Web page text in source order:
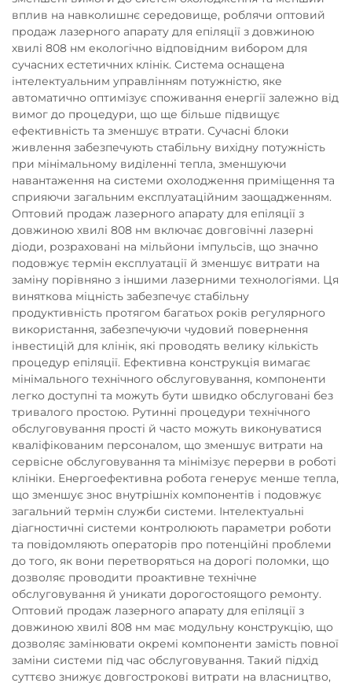
вплив на навколишнє середовище, роблячи оптовий
продаж лазерного апарату для епіляції з довжиною
хвилі 808 нм екологічно відповідним вибором для
сучасних естетичних клінік. Система оснащена
інтелектуальним управлінням потужністю, яке
автоматично оптимізує споживання енергії залежно від
вимог до процедури, що ще більше підвищує
ефективність та зменшує втрати. Сучасні блоки
живлення забезпечують стабільну вихідну потужність
при мінімальному виділенні тепла, зменшуючи
навантаження на системи охолодження приміщення та
сприяючи загальним експлуатаційним заощадженням.
Оптовий продаж лазерного апарату для епіляції з
довжиною хвилі 808 нм включає довговічні лазерні
діоди, розраховані на мільйони імпульсів, що значно
подовжує термін експлуатації й зменшує витрати на
заміну порівняно з іншими лазерними технологіями. Ця
виняткова міцність забезпечує стабільну
продуктивність протягом багатьох років регулярного
використання, забезпечуючи чудовий повернення
інвестицій для клінік, які проводять велику кількість
процедур епіляції. Ефективна конструкція вимагає
мінімального технічного обслуговування, компоненти
легко доступні та можуть бути швидко обслуговані без
тривалого простою. Рутинні процедури технічного
обслуговування прості й часто можуть виконуватися
кваліфікованим персоналом, що зменшує витрати на
сервісне обслуговування та мінімізує перерви в роботі
клініки. Енергоефективна робота генерує менше тепла,
що зменшує знос внутрішніх компонентів і подовжує
загальний термін служби системи. Інтелектуальні
діагностичні системи контролюють параметри роботи
та повідомляють операторів про потенційні проблеми
до того, як вони перетворяться на дорогі поломки, що
дозволяє проводити проактивне технічне
обслуговування й уникати дорогостоящого ремонту.
Оптовий продаж лазерного апарату для епіляції з
довжиною хвилі 808 нм має модульну конструкцію, що
дозволяє замінювати окремі компоненти замість повної
заміни системи під час обслуговування. Такий підхід
суттєво знижує довгострокові витрати на власництво,